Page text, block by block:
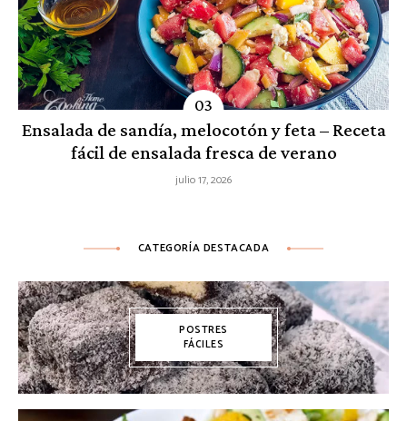
Ensalada de sandía, melocotón y feta – Receta
fácil de ensalada fresca de verano
julio 17, 2026
CATEGORÍA DESTACADA
POSTRES
FÁCILES